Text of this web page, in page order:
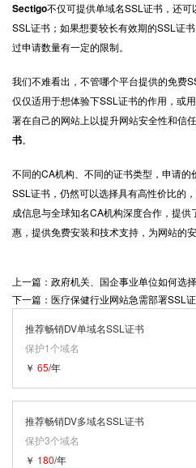
Sectigo不仅可提供单域名SSL 证书，还可
SSL 证书；如果想要较长有效期的SSL 证书
过申请数量有一定的限制。
我们不难看出，不管哪个平台提供的免费
仅仅适用于想体验下SSL 证书的作用，或
署在自己的网站上以提升网站安全性和信
书。
不同的CA机构、不同的证书类型，申请
SSL 证书，仍然可以选择具有高性价比的
成信息与全球知名CA机构深度合作，提供
惠，提供免费安装和技术支持，为网站的
上一篇：政府机关、国企事业单位如何选
下一篇：医疗保健行业网站急需部署SSL证
推荐畅销DV单域名SSL证书
保护1个域名
￥ 65/年
推荐畅销DV多域名SSL证书
保护3个域名
￥ 180/年